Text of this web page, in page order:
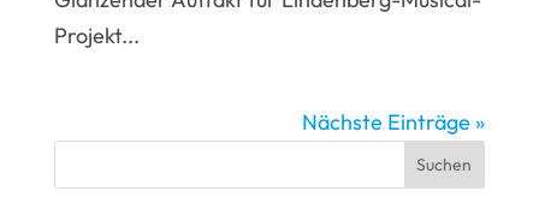
Projekt...
Nächste Einträge »
Suchen